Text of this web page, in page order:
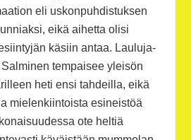
eli uskonpuhdistuksen
eikä aihetta olisi
käsiin antaa. Lauluja-
tempaisee yleisön
heti ensi tahdeilla, eikä
mielenkiintoista esineistöä
ote heltiä